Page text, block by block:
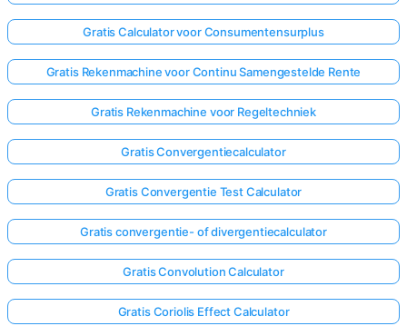
Gratis Calculator voor Consumentensurplus
Gratis Rekenmachine voor Continu Samengestelde Rente
Gratis Rekenmachine voor Regeltechniek
Gratis Convergentiecalculator
Gratis Convergentie Test Calculator
Gratis convergentie- of divergentiecalculator
Gratis Convolution Calculator
Gratis Coriolis Effect Calculator